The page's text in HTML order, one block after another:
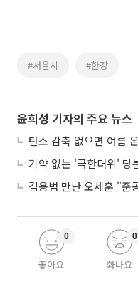
#서울시 #한강
윤희성 기자의 주요 뉴스
좋아요
0
화나요
0